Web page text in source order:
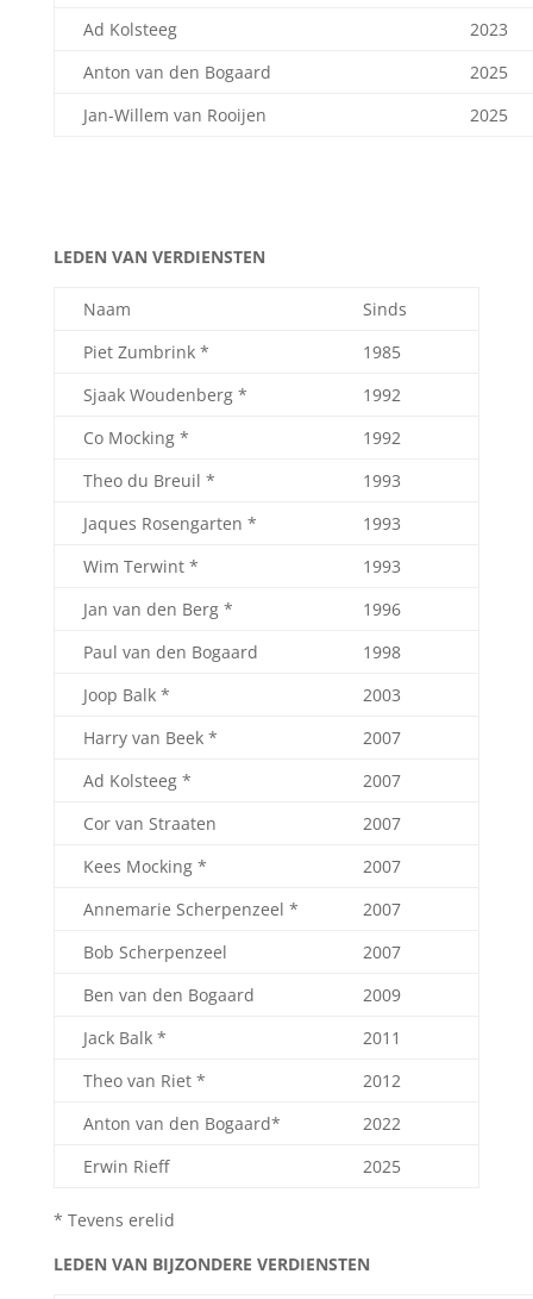
Ad Kolsteeg
2023
Anton van den Bogaard
2025
Jan-Willem van Rooijen
2025
LEDEN VAN VERDIENSTEN
Naam
Sinds
Piet Zumbrink *
1985
Sjaak Woudenberg *
1992
Co Mocking *
1992
Theo du Breuil *
1993
Jaques Rosengarten *
1993
Wim Terwint *
1993
Jan van den Berg *
1996
Paul van den Bogaard
1998
Joop Balk *
2003
Harry van Beek *
2007
Ad Kolsteeg *
2007
Cor van Straaten
2007
Kees Mocking *
2007
Annemarie Scherpenzeel *
2007
Bob Scherpenzeel
2007
Ben van den Bogaard
2009
Jack Balk *
2011
Theo van Riet *
2012
Anton van den Bogaard*
2022
Erwin Rieff
2025
* Tevens erelid
LEDEN VAN BIJZONDERE VERDIENSTEN